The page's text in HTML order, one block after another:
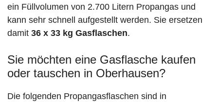
ein Füllvolumen von 2.700 Litern Propangas und
kann sehr schnell aufgestellt werden. Sie ersetzen
damit 36 x 33 kg Gasflaschen.
Sie möchten eine Gasflasche kaufen
oder tauschen in Oberhausen?
Die folgenden Propangasflaschen sind in